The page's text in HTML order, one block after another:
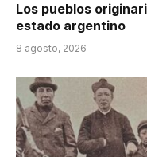
Los pueblos
estado argentino
8 agosto, 2026